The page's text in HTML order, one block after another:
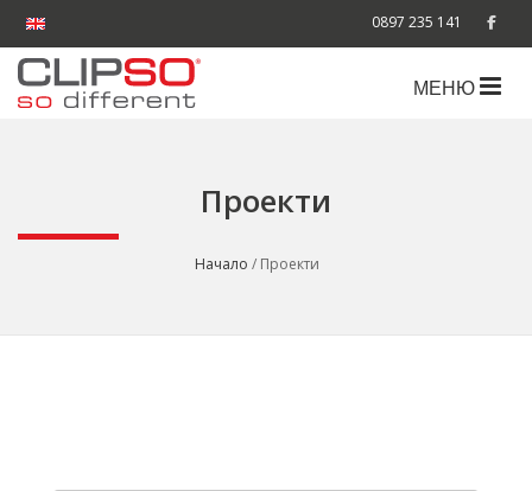
0897 235 141
МЕНЮ
Проекти
Начало / Проекти